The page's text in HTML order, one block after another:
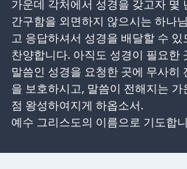
가운데 각처에서 성경을 갖고자 몇
간구함을 외면하지 않으시는 하나
고 응답하셔서 성경을 배달할 수
찬양합니다. 아직도 성경이 필요한
말씀인 성경을 요청한 곳에 무사히
을 보호하시고, 말씀이 전해지는
점 왕성하여지게 하옵소서.
예수 그리스도의 이름으로 기도합